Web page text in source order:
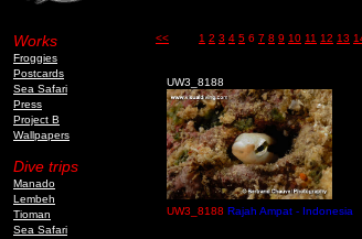
Works
Froggies
Postcards
Sea Safari
Press
Project B
Wallpapers
Dive trips
Manado
Lembeh
Tioman
Sea Safari
<< 1 2 3 4 5 6 7 8 9 10 11 12 13
UW3_8188
UW3_8188 Rajah Ampat - Indonesia